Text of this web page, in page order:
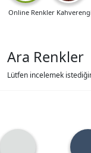
Online Renkler Kahverengi
Ara Renkler
Lütfen incelemek